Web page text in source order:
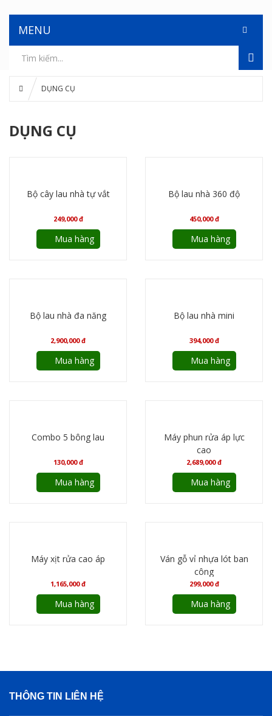
MENU
DỤNG CỤ
DỤNG CỤ
Bộ cây lau nhà tự vắt
249,000đ
Mua hàng
Bộ lau nhà 360 độ
450,000đ
Mua hàng
Bộ lau nhà đa năng
2,900,000đ
Mua hàng
Bộ lau nhà mini
394,000đ
Mua hàng
Combo 5 bông lau
130,000đ
Mua hàng
Máy phun rửa áp lực
cao
2,689,000đ
Mua hàng
Máy xịt rửa cao áp
1,165,000đ
Mua hàng
Ván gỗ vỉ nhựa lót ban
công
299,000đ
Mua hàng
THÔNG TIN LIÊN HỆ